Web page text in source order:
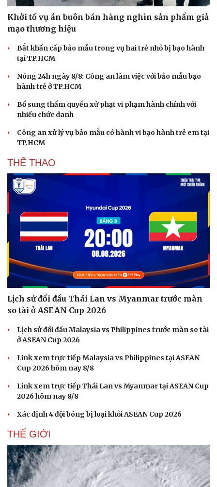
Văn hóa
Văn học
Di sản
Nghệ sĩ
Thời trang
Sao Việt
Khởi tố vụ án buôn bán hàng nghìn sản phẩm giả
mạo thương hiệu
Bắt khẩn cấp bảo mẫu trong vụ hai trẻ nhỏ bị bạo hành
tại TP.HCM
Nóng 24h ngày 8/8: Công an làm việc với bảo mẫu bạo
hành trẻ ở TP.HCM
Bổ sung thẩm quyền xử phạt vi phạm hành chính với
nhiều chức danh
Công an xử lý vụ bảo mẫu có hành vi bạo hành trẻ em tại
TP.HCM
THỂ THAO
Lịch sử đối đầu Thái Lan vs Myanmar trước màn
so tài ở ASEAN Cup 2026
Lịch sử đối đầu Malaysia vs Philippines trước màn so tài
ở ASEAN Cup 2026
Link xem trực tiếp Malaysia vs Philippines tại ASEAN
Cup 2026 hôm nay 8/8
Link xem trực tiếp Thái Lan vs Myanmar tại ASEAN Cup
2026 hôm nay 8/8
Xác định 4 đội bóng bị loại khỏi ASEAN Cup 2026
THẾ GIỚI